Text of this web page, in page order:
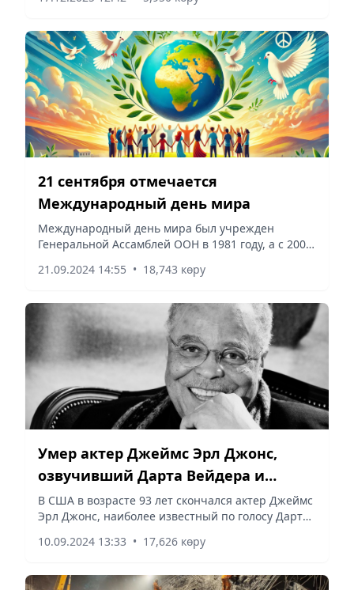
ЕАЭС, сообщает Vecher.kz.
21 сентября отмечается
Международный день мира
Международный день мира был учрежден
Генеральной Ассамблей ООН в 1981 году, а с 2002
прекращения огня и отказа от насилия, сообщает
21.09.2024 14:55 • 18,743 көру
Умер актер Джеймс Эрл Джонс,
озвучивший Дарта Вейдера и
Муфасу в киноэпопее «Звездные
войны»
В США в возрасте 93 лет скончался актер Джеймс
Эрл Джонс, наиболее известный по голосу Дарта
передает Vecher.kz, ссылаясь на BBC.
10.09.2024 13:33 • 17,626 көру